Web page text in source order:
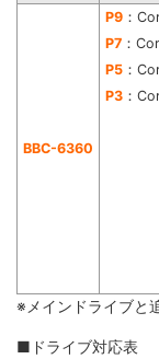
BBC-6360
P9 ：
P7 ：
P5 ：
P3 ：
※メインドライブと
■ドライブ対応表